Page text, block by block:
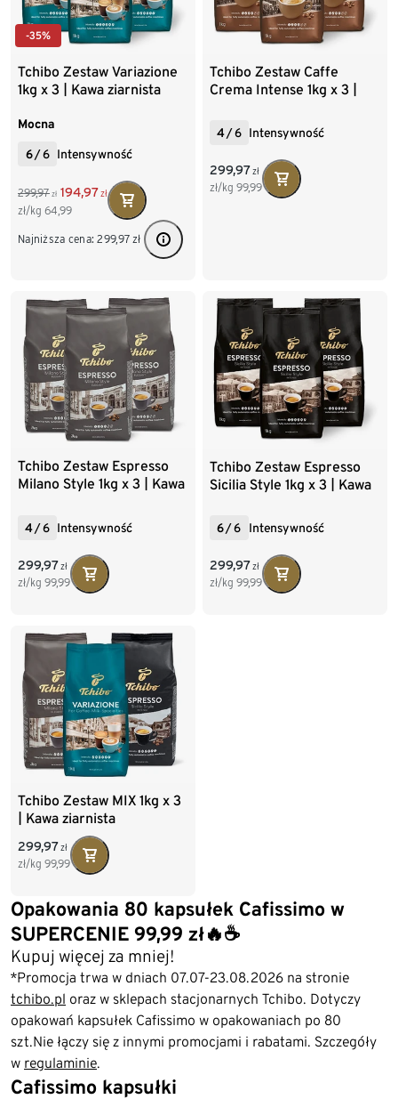
-35%
Tchibo Zestaw Variazione
1kg x 3 | Kawa ziarnista
Mocna
6/6 Intensywność
299,97 zł 194,97zł
zł/kg 64,99
Najniższa cena: 299,97 zł
Tchibo Zestaw Caffe
Crema Intense 1kg x 3 |
4/6 Intensywność
299,97zł
zł/kg 99,99
Tchibo Zestaw Espresso
Milano Style 1kg x 3 | Kawa
4/6 Intensywność
299,97zł
zł/kg 99,99
Tchibo Zestaw Espresso
Sicilia Style 1kg x 3 | Kawa
6/6 Intensywność
299,97zł
zł/kg 99,99
Tchibo Zestaw MIX 1kg x 3
| Kawa ziarnista
299,97zł
zł/kg 99,99
Opakowania 80 kapsułek Cafissimo w
SUPERCENIE 99,99 zł🔥☕
Kupuj więcej za mniej!
*Promocja trwa w dniach 07.07-23.08.2026 na stronie
tchibo.pl oraz w sklepach stacjonarnych Tchibo. Dotyczy
opakowań kapsułek Cafissimo w opakowaniach po 80
szt.Nie łączy się z innymi promocjami i rabatami. Szczegóły
w regulaminie.
Cafissimo kapsułki
Koniec listy